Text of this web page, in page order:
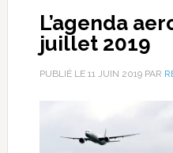
L’agenda
juillet 2019
PUBLIÉ LE 11 JUIN 2019PAR